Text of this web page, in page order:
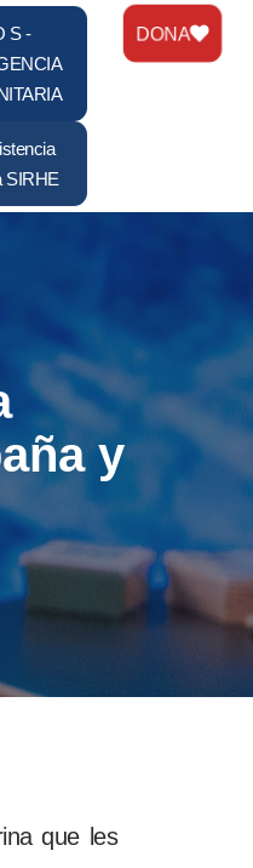
S -
SIRHE
DONA
y
que les